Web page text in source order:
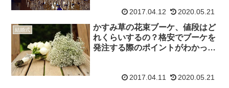
2017.04.12 2020.05.21
結婚式
かすみ草の花束ブーケ、値段はど
れくらいするの？格安でブーケを
発注する際のポイントがわかっ
2017.04.11 2020.05.21